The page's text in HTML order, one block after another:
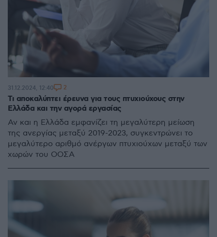
Τι αποκαλύπτει έρευνα για τους πτυχιούχους στην
Ελλάδα και την αγορά εργασίας
Αν και η Ελλάδα εμφανίζει τη μεγαλύτερη μείωση
της ανεργίας μεταξύ 2019-2023, συγκεντρώνει το
μεγαλύτερο αριθμό ανέργων πτυχιούχων μεταξύ των
χωρών του ΟΟΣΑ
31.12.2024, 12:40 2